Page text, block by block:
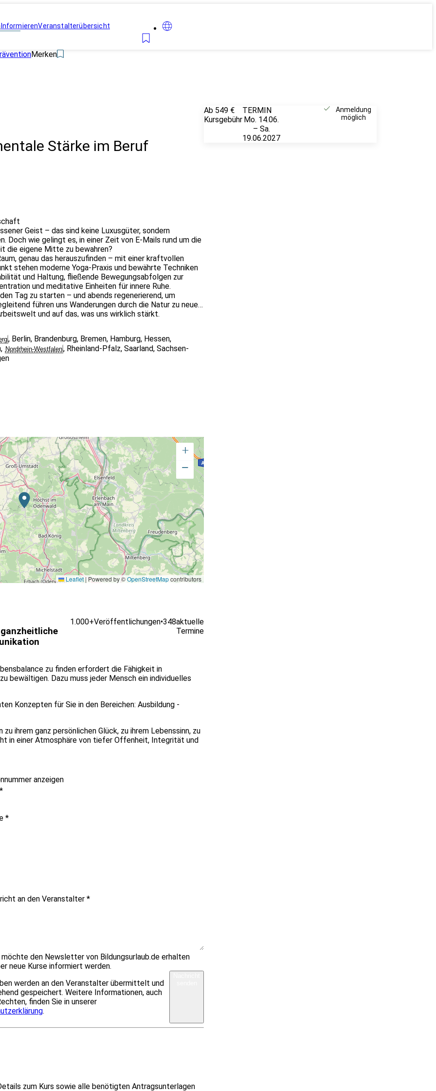
InformierenVeranstalterübersicht
Merken
Stärke im Beruf
Geist – das sind keine Luxusgüter, sondern
Doch wie gelingt es, in einer Zeit von E-Mails rund um die
die eigene Mitte zu bewahren?
genau das herauszufinden – mit einer kraftvollen
stehen moderne Yoga-Praxis und bewährte Techniken
und Haltung, fließende Bewegungsabfolgen zur
und meditative Einheiten für innere Ruhe.
Tag zu starten – und abends regenerierend, um
führen uns Wanderungen durch die Natur zu neuen
und auf das, was uns wirklich stärkt.
kurzen Theorieimpulsen und Gesprächen setzen wir uns
Gesundheit auseinander. Was braucht eine
stellt??Wie können achtsame Selbstfürsorge und
werden?
junggebliebene Berufstätige, die sich in einem
Blick verlieren wollen. Es ist eine Einladung zum
Gelassenheit, Stärke und Klarheit im beruflichen wie im
mental.
in anspruchsvollen oder schnelllebigen
Weiterentwicklung
der Natur
von ca. 1–2 Stunden (in gemäßigtem Tempo und mit
über Themen wie mentale Gesundheit, Stress,
als auch für Teilnehmende mit Vorerfahrung geeignet.
und bieten Alternativen für unterschiedliche körperliche
, Berlin, Brandenburg, Bremen, Hamburg, Hessen,
, Nordrhein-Westfalen, Rheinland-Pfalz, Saarland, Sachsen-
+
−
Leaflet | Powered by ©OpenStreetMapcontributors
1.000+Veröffentlichungen•348aktuelle
Termine
zu finden erfordert die Fähigkeit in
bewältigen. Dazu muss jeder Mensch ein individuelles
Konzepten für Sie in den Bereichen: Ausbildung -
ihrem ganz persönlichen Glück, zu ihrem Lebenssinn, zu
in einer Atmosphäre von tiefer Offenheit, Integrität und
anzeigen
*
*
an den Veranstalter*
möchte den Newsletter von Bildungsurlaub.de erhalten
neue Kurse informiert werden.
werden an den Veranstalter übermittelt und
gespeichert. Weitere Informationen, auch
finden Sie in unserer
.
zum Kurs sowie alle benötigten Antragsunterlagen
Ab 549 €
Kursgebühr
TERMIN
Mo. 14.06.
– Sa.
19.06.2027
Anmeldung
möglich